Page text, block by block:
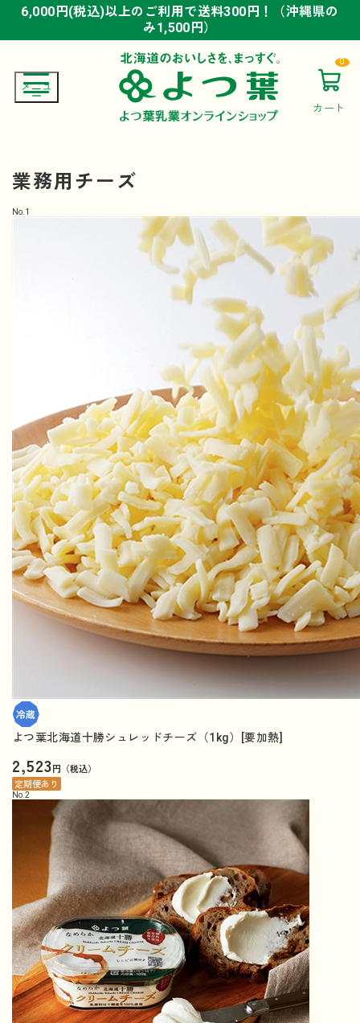
6,000円(税込)以上のご利用で送料300円！（沖縄県の
み1,500円）
6,000円(税込)以上のご利用で送料300円！（沖縄県の
み1,500円）
6,000円(税込)以上のご利用で送料300円！（沖縄県の
み1,500円）
カート
0
業務用チーズ
No. 1
よつ葉北海道十勝シュレッドチーズ（1kg）[要加熱]
2,523円（税込）
定期便あり
No. 2